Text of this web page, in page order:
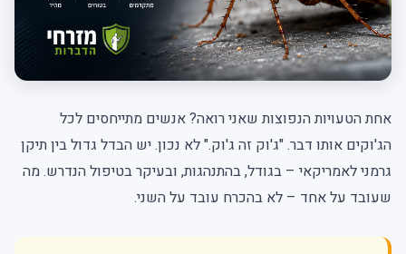
אחת הטעויות הנפוצות שאני רואה? אנשים מתייחסים לכל
הג'וקים אותו דבר. "ג'וק זה ג'וק." לא נכון. יש הבדל גדול בין תיקן
גרמני לאמריקאי – בגודל, בהתנהגות, ובעיקר בטיפול הנדרש. מה
שעובד על אחד – לא בהכרח עובד על השני.